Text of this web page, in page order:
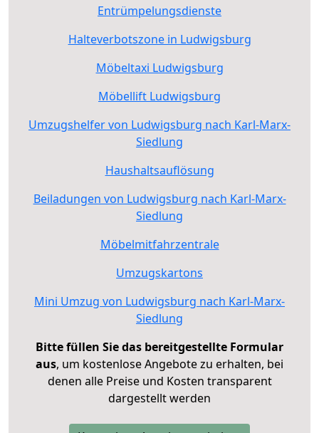
Entrümpelungsdienste
Halteverbotszone in Ludwigsburg
Möbeltaxi Ludwigsburg
Möbellift Ludwigsburg
Umzugshelfer von Ludwigsburg nach Karl-Marx-
Siedlung
Haushaltsauflösung
Beiladungen von Ludwigsburg nach Karl-Marx-
Siedlung
Möbelmitfahrzentrale
Umzugskartons
Mini Umzug von Ludwigsburg nach Karl-Marx-
Siedlung
Bitte füllen Sie das bereitgestellte Formular
aus, um kostenlose Angebote zu erhalten, bei
denen alle Preise und Kosten transparent
dargestellt werden